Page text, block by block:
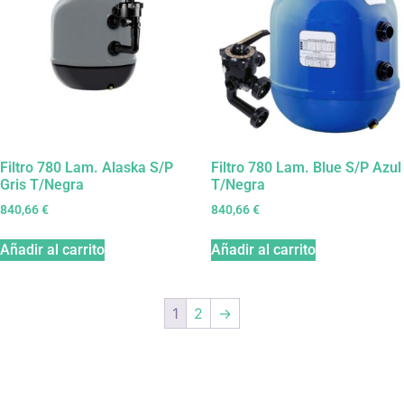
Filtro 780 Lam. Alaska S/P
Gris T/Negra
840,66€
Añadir al carrito
Filtro 780 Lam. Blue S/P Azul
T/Negra
840,66€
Añadir al carrito
1 2 →